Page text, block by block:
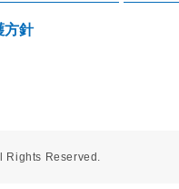
方針
Reserved.